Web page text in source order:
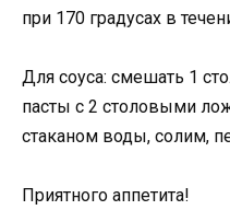
при 170 градусах в
Для соуса: смешать 1
пасты с 2 столовыми
стаканом воды, солим,
Приятного аппетита!